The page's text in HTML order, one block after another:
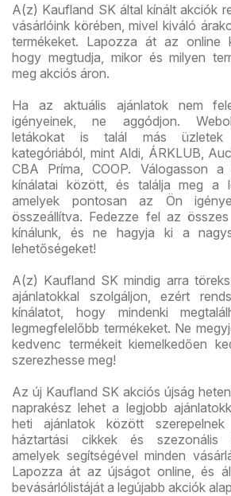
A(z) Kaufland SK által kínált akciók
vásárlóink körében, mivel kiváló
termékeket. Lapozza át az online
hogy megtudja, mikor és milyen
meg akciós áron.
Ha az aktuális ajánlatok nem
igényeinek, ne aggódjon.
letákokat is talál más üzletek
kategóriából, mint Aldi, ÁRKLUB,
CBA Príma, COOP. Válogasson
kínálatai között, és találja meg a
amelyek pontosan az Ön
összeállítva. Fedezze fel az
kínálunk, és ne hagyja ki a
lehetőségeket!
A(z) Kaufland SK mindig arra
ajánlatokkal szolgáljon, ezért
kínálatot, hogy mindenki
legmegfelelőbb termékeket. Ne
kedvenc termékeit kiemelkedően
szerezhesse meg!
Az új Kaufland SK akciós újság
naprakész lehet a legjobb
heti ajánlatok között szerepelnek
háztartási cikkek és szezonális
amelyek segítségével minden
Lapozza át az újságot online, és
bevásárlólistáját a legújabb akciók